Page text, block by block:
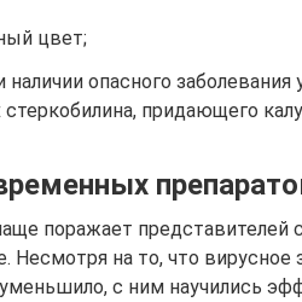
цвет;
опасного
придающего
поражает представителей
на то, что вирусное
с ним научились